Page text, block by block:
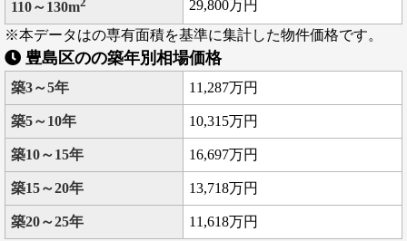
110～130m
29,800万円
※本データはの専有面積を基準に集計した物件価格です。
豊島区のの築年別相場価格
築3～5年 11,287万円
築5～10年 10,315万円
築10～15年 16,697万円
築15～20年 13,718万円
築20～25年
11,618万円